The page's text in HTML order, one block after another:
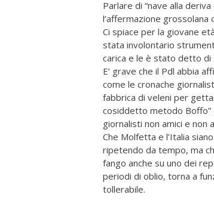
Parlare di “nave alla
l’affermazione grossolana
Ci spiace per la giovane
stata involontario
carica e le è stato detto di
E’ grave che il Pdl abbia
come le cronache
fabbrica di veleni per
cosiddetto metodo Boffo”
giornalisti non amici e non
Che Molfetta e l’Italia
ripetendo da tempo, ma
fango anche su uno dei
periodi di oblio, torna a
tollerabile.